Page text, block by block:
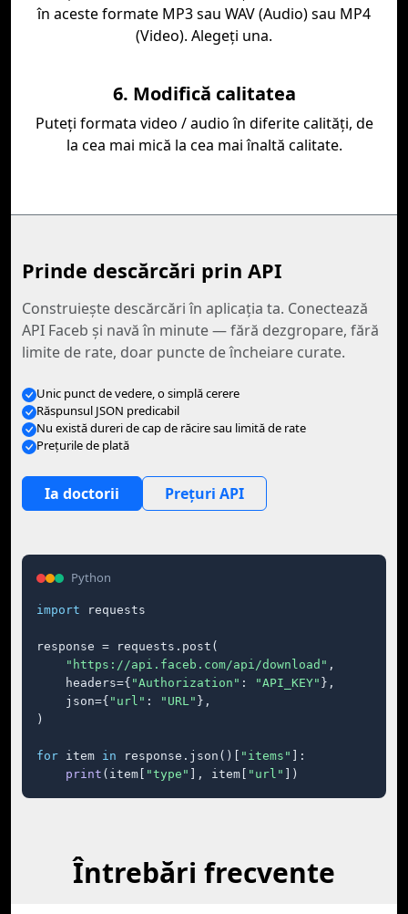
în aceste formate MP3 sau WAV (Audio) sau MP4
(Video). Alegeți una.
6. Modifică calitatea
Puteţi formata video / audio în diferite calităţi, de
la cea mai mică la cea mai înaltă calitate.
Prinde descărcări prin API
Construiește descărcări în aplicația ta. Conectează
API Faceb și navă în minute — fără dezgropare, fără
limite de rate, doar puncte de încheiare curate.
Unic punct de vedere, o simplă cerere
Răspunsul JSON predicabil
Nu există dureri de cap de răcire sau limită de rate
Preţurile de plată
Ia doctorii Prețuri API
Python
import requests
response = requests.post(
"https://api.faceb.com/api/download" ,
    headers={
"Authorization" : "API_KEY" },
    json={
"url" : "URL" },
)
for item in response.json()[ "items"
]:
print (item[ "type" ], item[ "url" ])
Întrebări frecvente